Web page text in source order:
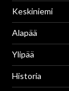
Keskiniemi
Alapää
Ylipää
Historia